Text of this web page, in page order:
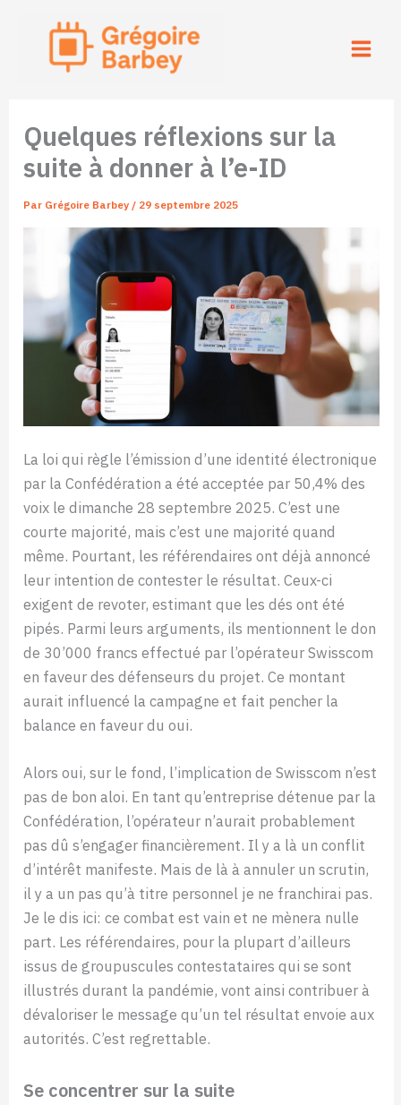
contenu
Quelques réflexions sur la
suite à donner à l’e-ID
Par Grégoire Barbey / 29 septembre 2025
La loi qui règle l’émission d’une identité électronique
par la Confédération a été acceptée par 50,4% des
voix le dimanche 28 septembre 2025. C’est une
courte majorité, mais c’est une majorité quand
même. Pourtant, les référendaires ont déjà annoncé
leur intention de contester le résultat. Ceux-ci
exigent de revoter, estimant que les dés ont été
pipés. Parmi leurs arguments, ils mentionnent le don
de 30’000 francs effectué par l’opérateur Swisscom
en faveur des défenseurs du projet. Ce montant
aurait influencé la campagne et fait pencher la
balance en faveur du oui.
Alors oui, sur le fond, l’implication de Swisscom n’est
pas de bon aloi. En tant qu’entreprise détenue par la
Confédération, l’opérateur n’aurait probablement
pas dû s’engager financièrement. Il y a là un conflit
d’intérêt manifeste. Mais de là à annuler un scrutin,
il y a un pas qu’à titre personnel je ne franchirai pas.
Je le dis ici: ce combat est vain et ne mènera nulle
part. Les référendaires, pour la plupart d’ailleurs
issus de groupuscules contestataires qui se sont
illustrés durant la pandémie, vont ainsi contribuer à
dévaloriser le message qu’un tel résultat envoie aux
autorités. C’est regrettable.
Se concentrer sur la suite